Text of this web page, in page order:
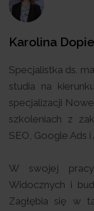
Karolina
Specjalistka ds.
studia na
specjalizacji
szkoleniach z
SEO, Google Ads i
W swojej
Widocznych i
Zagłębia się w